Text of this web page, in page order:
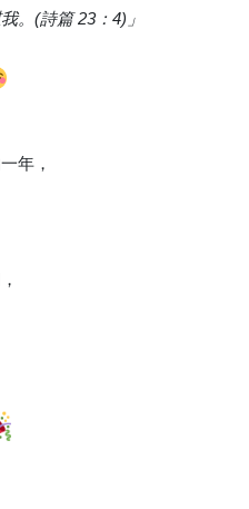
。(詩篇 23：4)」
年，